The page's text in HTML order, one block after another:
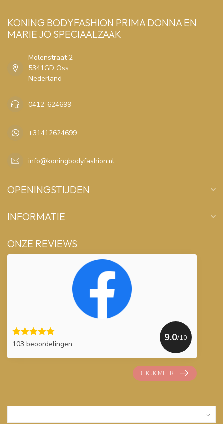
KONING BODYFASHION PRIMA DONNA EN
MARIE JO SPECIAALZAAK
Molenstraat 2
5341GD Oss
Nederland
0412-624699
+31412624699
info@koningbodyfashion.nl
OPENINGSTIJDEN
INFORMATIE
ONZE REVIEWS
103 beoordelingen
9.0/10
BEKIJK MEER